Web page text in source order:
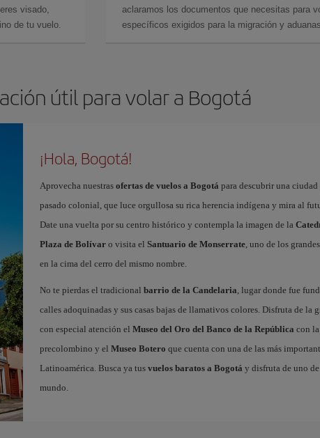
visado,
de tu vuelo.
aclaramos los documentos que necesitas para
específicos exigidos para la migración y aduanas.
útil para volar a Bogotá
¡Hola, Bogotá!
Aprovecha nuestras ofertas de vuelos a Bogotá para descubrir una
pasado colonial, que luce orgullosa su rica herencia indígena y mira al
Date una vuelta por su centro histórico y contempla la imagen de la
Plaza de Bolívaro visita el Santuario de Monserrate, uno de los
en la cima del cerro del mismo nombre.
No te pierdas el tradicional barrio de la Candelaria , lugar donde fue
calles adoquinadas y sus casas bajas de llamativos colores. Disfruta de la
con especial atención el Museo del Oro del Banco de la República con
precolombino y el Museo Botero que cuenta con una de las más
Latinoamérica. Busca ya tus vuelos baratos a Bogotá y disfruta de uno
mundo.